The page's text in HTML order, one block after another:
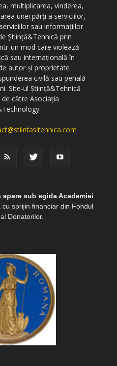
multiplicarea, vinderea,
unei părți a serviciilor,
sau informațiilor
Știință&Tehnică prin
un mod care violează
sau internațională în
autor și proprietate
civilă sau penală
Site-ul Știință&Tehnică
către Asociația
sub egida Academiei
sprijin financiar din Fondul
Donatorilor.